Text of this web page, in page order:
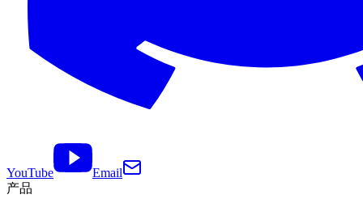
YouTube
Email
产品